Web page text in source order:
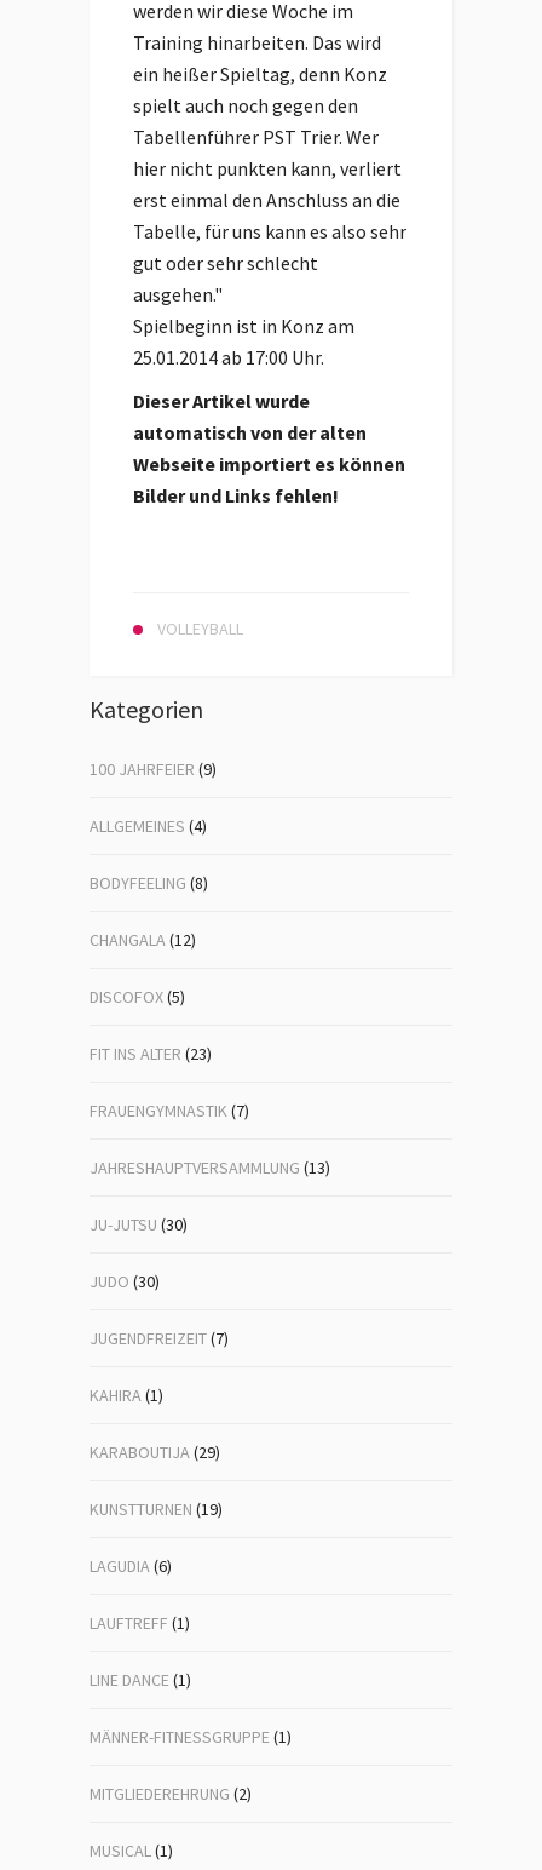
werden wir diese Woche im
Training hinarbeiten. Das wird
ein heißer Spieltag, denn Konz
spielt auch noch gegen den
Tabellenführer PST Trier. Wer
hier nicht punkten kann, verliert
erst einmal den Anschluss an die
Tabelle, für uns kann es also sehr
gut oder sehr schlecht
ausgehen."
Spielbeginn ist in Konz am
25.01.2014 ab 17:00 Uhr.
Dieser Artikel wurde
automatisch von der alten
Webseite importiert es können
Bilder und Links fehlen!
VOLLEYBALL
Kategorien
100 JAHRFEIER (9)
ALLGEMEINES (4)
BODYFEELING (8)
CHANGALA(12)
DISCOFOX(5)
FIT INS ALTER (23)
FRAUENGYMNASTIK(7)
JAHRESHAUPTVERSAMMLUNG (13)
JU-JUTSU (30)
JUDO (30)
JUGENDFREIZEIT(7)
KAHIRA(1)
KARABOUTIJA(29)
KUNSTTURNEN (19)
LAGUDIA(6)
LAUFTREFF (1)
LINE DANCE(1)
MÄNNER-FITNESSGRUPPE(1)
MITGLIEDEREHRUNG (2)
MUSICAL(1)